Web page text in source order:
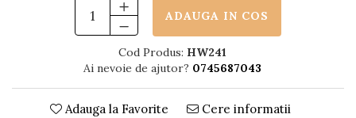
ADAUGA IN COS
Cod Produs: HW241
Ai nevoie de ajutor? 0745687043
Adauga la Favorite Cere informatii